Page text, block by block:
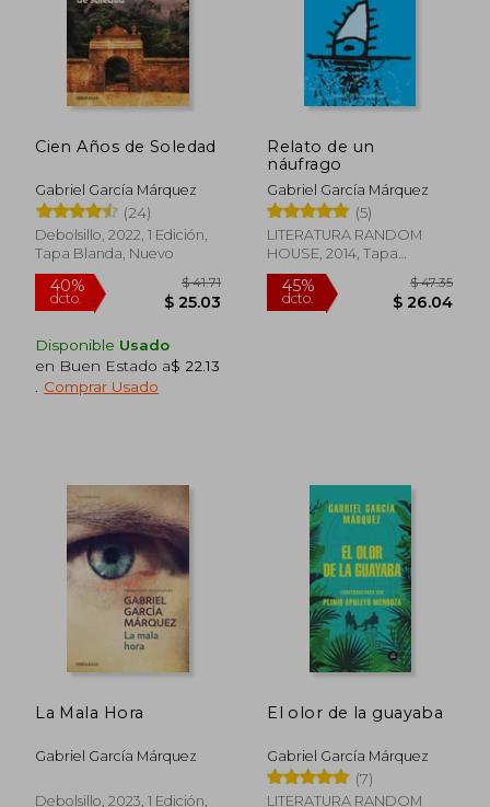
Cien Años de Soledad
Gabriel García Márquez
(24)
Debolsillo, 2022, 1 Edición,
Tapa Blanda, Nuevo
Disponible Usado
en Buen Estado a$ 22.13
Comprar Usado
Relato de un
náufrago
Gabriel García Márquez
(5)
LITERATURA RANDOM
HOUSE, 2014, Tapa
Blanda, Nuevo
La Mala Hora
Gabriel García Márquez
Debolsillo, 2023, 1 Edición,
El olor de la guayaba
Gabriel García Márquez
(7)
LITERATURA RANDOM